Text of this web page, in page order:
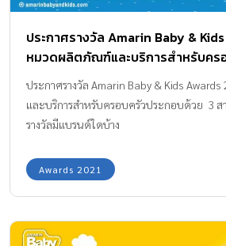
ประกาศรางวัล Amarin Baby &
หมวดผลิตภัณฑ์และบริการสำหรับคร
ประกาศรางวัล Amarin Baby & Kids
และบริการสำหรับครอบครัวประกอบด้วย 3 ส
รางวัลมีแบรนด์ใดบ้าง
Awards 2021